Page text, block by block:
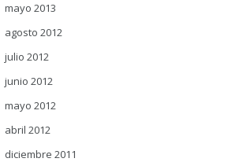
mayo 2013
agosto 2012
julio 2012
junio 2012
mayo 2012
abril 2012
diciembre 2011